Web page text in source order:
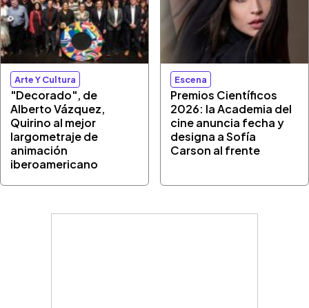
Arte Y Cultura
"Decorado", de
Alberto Vázquez,
Quirino al mejor
largometraje de
animación
iberoamericano
Escena
Premios Científicos
2026: la Academia del
cine anuncia fecha y
designa a Sofía
Carson al frente